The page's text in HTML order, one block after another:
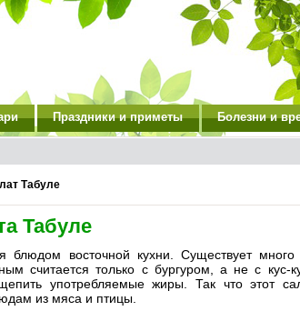
Праздники и приметы Болезни и
Табуле
Табуле
блюдом восточной кухни. Существует
считается только с бургуром, а не с кус-
употребляемые жиры. Так что этот
из мяса и птицы.